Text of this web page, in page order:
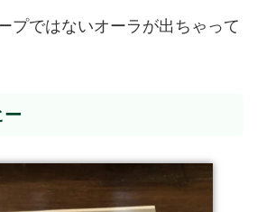
プではないオーラが出ちゃって
ー